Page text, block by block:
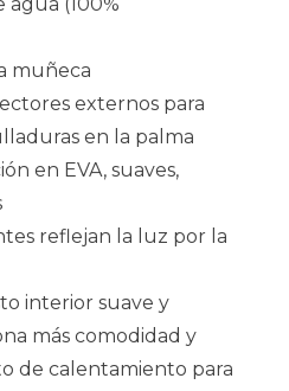
muñeca
externos para
en la palma
en EVA, suaves,
reflejan la luz por la
interior suave y
más comodidad y
de calentamiento para